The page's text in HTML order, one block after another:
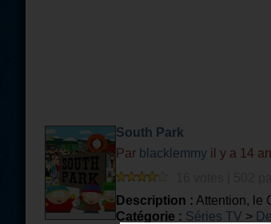
South Park
Par blacklemmy il y a 14
Description : Attention, le
Catégorie : Séries TV >